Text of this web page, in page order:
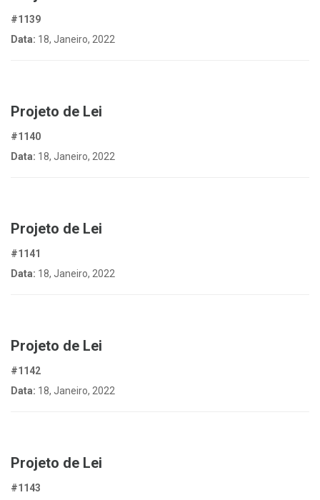
#1139
Data: 18, Janeiro, 2022
Projeto de Lei
#1140
Data: 18, Janeiro, 2022
Projeto de Lei
#1141
Data: 18, Janeiro, 2022
Projeto de Lei
#1142
Data: 18, Janeiro, 2022
Projeto de Lei
#1143